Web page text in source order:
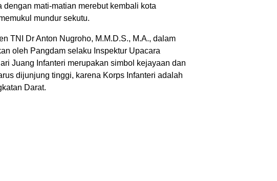
dengan mati-matian merebut kembali kota
mundur sekutu.
TNI Dr Anton Nugroho, M.M.D.S., M.A., dalam
oleh Pangdam selaku Inspektur Upacara
Juang Infanteri merupakan simbol kejayaan dan
dijunjung tinggi, karena Korps Infanteri adalah
Darat.